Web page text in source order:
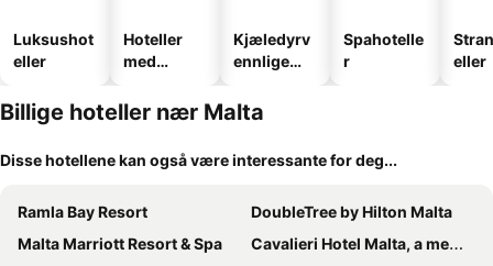
Luksushot
eller
Hoteller
med
Kjæledyrv
ennlige
Spahotelle
r
eller
Billige hoteller nær Malta
Disse hotellene kan også være interessante for deg...
Ramla Bay Resort
DoubleTree by Hilton Malta
Malta Marriott Resort & Spa
Cavalieri Hotel Malta, a member of Radisson Individuals